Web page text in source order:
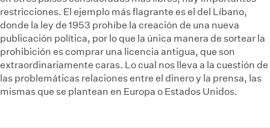
restricciones. El ejemplo más flagrante es el del Líbano,
donde la ley de 1953 prohíbe la creación de una nueva
publicación política, por lo que la única manera de sortear la
prohibición es comprar una licencia antigua, que son
extraordinariamente caras. Lo cual nos lleva a la cuestión de
las problemáticas relaciones entre el dinero y la prensa, las
mismas que se plantean en Europa o Estados Unidos.